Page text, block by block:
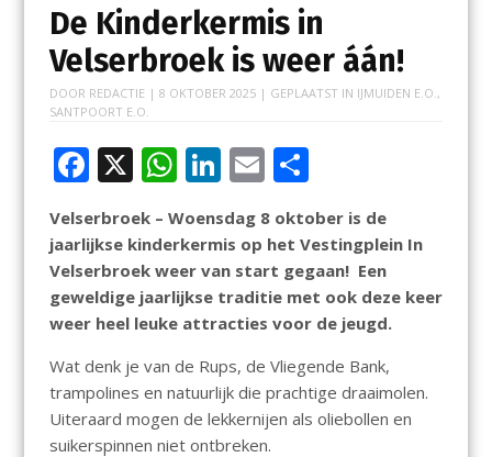
De Kinderkermis in
Velserbroek is weer áán!
DOOR REDACTIE | 8 OKTOBER 2025| GEPLAATST IN IJMUIDEN E.O.,
SANTPOORT E.O.
F
ac
e
b
o
o
k
X W
at
s
A
p
p
Li
n
k
e
dI
n
E
m
ai
l
D
el
e
n
Velserbroek – Woensdag 8 oktober is de
jaarlijkse kinderkermis op het Vestingplein In
Velserbroek weer van start gegaan! Een
geweldige jaarlijkse traditie met ook deze keer
weer heel leuke attracties voor de jeugd.
Wat denk je van de Rups, de Vliegende Bank,
trampolines en natuurlijk die prachtige draaimolen.
Uiteraard mogen de lekkernijen als oliebollen en
suikerspinnen niet ontbreken.